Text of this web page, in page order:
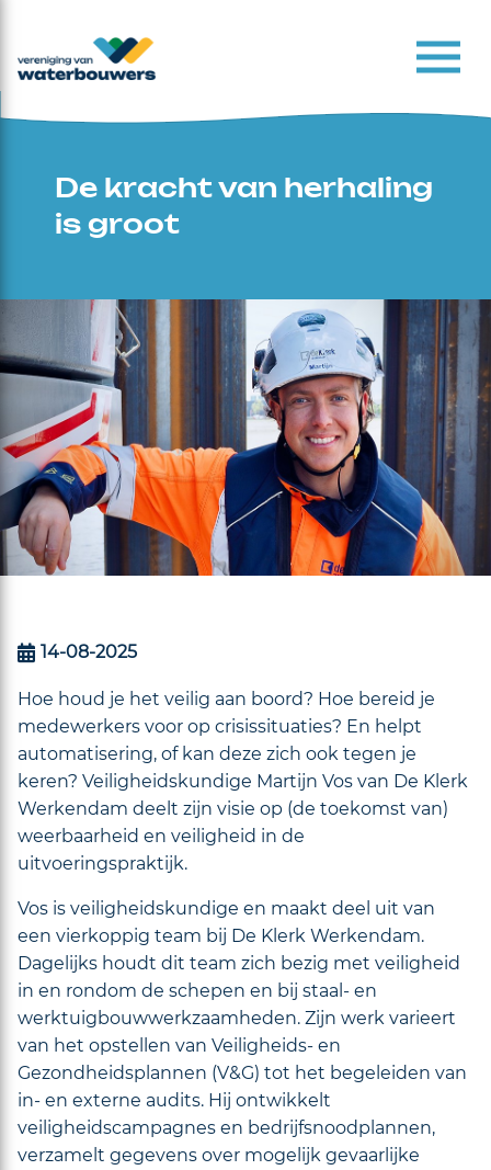
De kracht van herhaling
is groot
14-08-2025
Hoe houd je het veilig aan boord? Hoe bereid je
medewerkers voor op crisissituaties? En helpt
automatisering, of kan deze zich ook tegen je
keren? Veiligheidskundige Martijn Vos van De Klerk
Werkendam deelt zijn visie op (de toekomst van)
weerbaarheid en veiligheid in de
uitvoeringspraktijk.
Vos is veiligheidskundige en maakt deel uit van
een vierkoppig team bij De Klerk Werkendam.
Dagelijks houdt dit team zich bezig met veiligheid
in en rondom de schepen en bij staal- en
werktuigbouwwerkzaamheden. Zijn werk varieert
van het opstellen van Veiligheids- en
Gezondheidsplannen (V&G) tot het begeleiden van
in- en externe audits. Hij ontwikkelt
veiligheidscampagnes en bedrijfsnoodplannen,
verzamelt gegevens over mogelijk gevaarlijke